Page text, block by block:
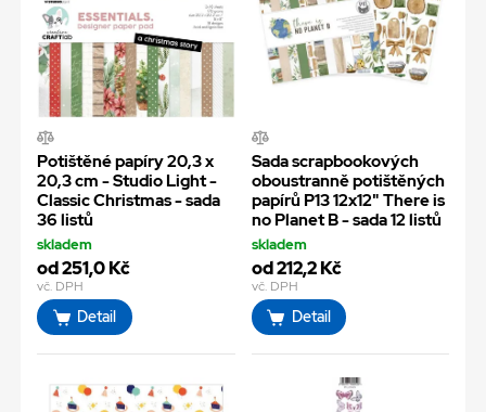
Potištěné papíry 20,3 x
20,3 cm - Studio Light -
Classic Christmas - sada
36 listů
skladem
od 251,0 Kč
vč. DPH
Detail
Sada scrapbookových
oboustranně potištěných
papírů P13 12x12" There is
no Planet B - sada 12 listů
skladem
od 212,2 Kč
vč. DPH
Detail